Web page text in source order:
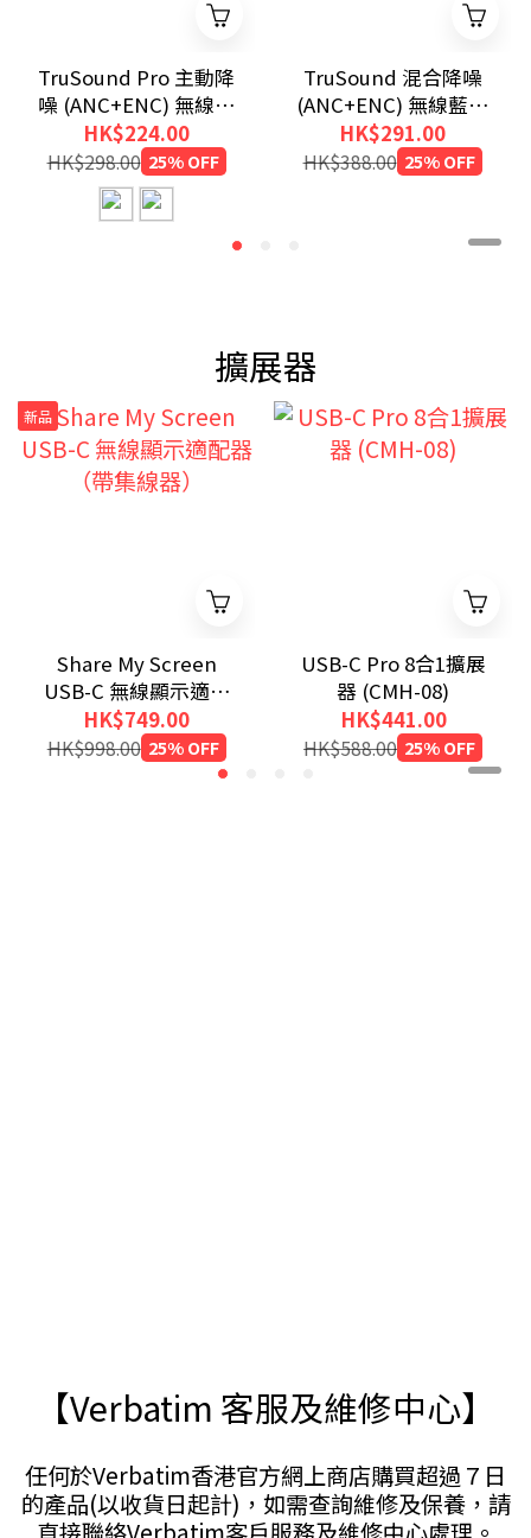
TruSound Pro 主動降
噪 (ANC+ENC) 無線藍
牙耳機
HK$224.00
HK$298.00 25% OFF
TruSound 混合降噪
(ANC+ENC) 無線藍牙
耳機
HK$291.00
HK$388.00 25% OFF
擴展器
新品
Share My Screen
USB-C 無線顯示適配
器（帶集線器）
HK$749.00
HK$998.00 25% OFF
USB-C Pro 8合1擴展
器 (CMH-08)
HK$441.00
HK$588.00 25% OFF
【Verbatim 客服及維修中心】
任何於Verbatim香港官方網上商店購買超過７日
的產品(以收貨日起計)，如需查詢維修及保養，請